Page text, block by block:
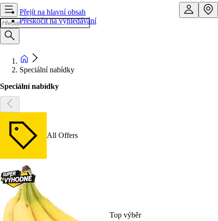
Přejít na hlavní obsah
Přeskočit na vyhledávání
Speciální nabídky
Speciální nabídky
All Offers
Top výběr